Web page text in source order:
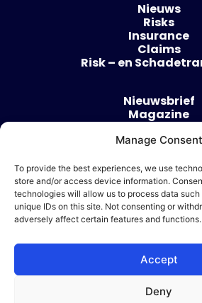
Manage Consent
To provide the best experiences, we use
store and/or access device information.
technologies will allow us to process data
unique IDs on this site. Not consenting or
adversely affect certain features and functions.
Accept
Deny
Nieuws
Risks
Insurance
Claims
Risk – en
Nieuwsbrief
Magazine
Over
Algemene
Cookie beleid
Ik wil adverteren